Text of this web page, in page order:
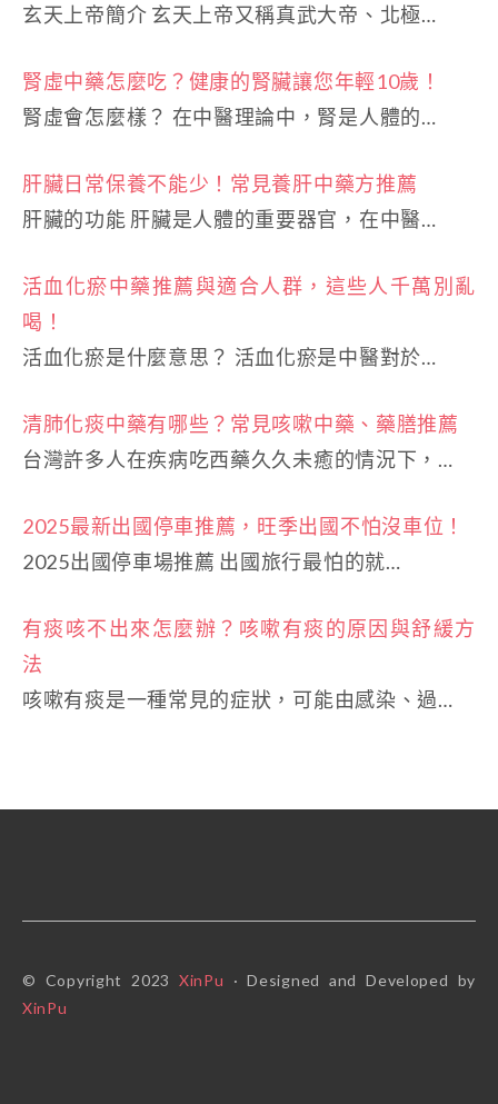
玄天上帝簡介 玄天上帝又稱真武大帝、北極…
腎虛中藥怎麼吃？健康的腎臟讓您年輕10歲！
腎虛會怎麼樣？ 在中醫理論中，腎是人體的…
肝臟日常保養不能少！常見養肝中藥方推薦
肝臟的功能 肝臟是人體的重要器官，在中醫…
活血化瘀中藥推薦與適合人群，這些人千萬別亂
喝！
活血化瘀是什麼意思？ 活血化瘀是中醫對於…
清肺化痰中藥有哪些？常見咳嗽中藥、藥膳推薦
台灣許多人在疾病吃西藥久久未癒的情況下，…
2025最新出國停車推薦，旺季出國不怕沒車位！
2025出國停車場推薦 出國旅行最怕的就…
有痰咳不出來怎麼辦？咳嗽有痰的原因與舒緩方
法
咳嗽有痰是一種常見的症狀，可能由感染、過…
© Copyright 2023XinPu · Designed and Developed by
XinPu